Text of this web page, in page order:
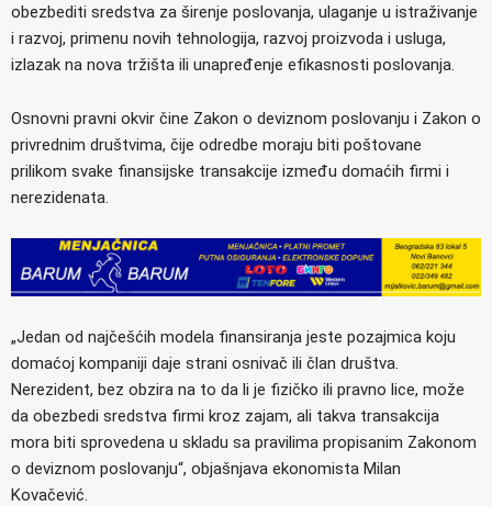
obezbediti sredstva za širenje poslovanja, ulaganje u istraživanje
i razvoj, primenu novih tehnologija, razvoj proizvoda i usluga,
izlazak na nova tržišta ili unapređenje efikasnosti poslovanja.
Osnovni pravni okvir čine Zakon o deviznom poslovanju i Zakon o
privrednim društvima, čije odredbe moraju biti poštovane
prilikom svake finansijske transakcije između domaćih firmi i
nerezidenata.
„Jedan od najčešćih modela finansiranja jeste pozajmica koju
domaćoj kompaniji daje strani osnivač ili član društva.
Nerezident, bez obzira na to da li je fizičko ili pravno lice, može
da obezbedi sredstva firmi kroz zajam, ali takva transakcija
mora biti sprovedena u skladu sa pravilima propisanim Zakonom
o deviznom poslovanju“, objašnjava ekonomista Milan
Kovačević.